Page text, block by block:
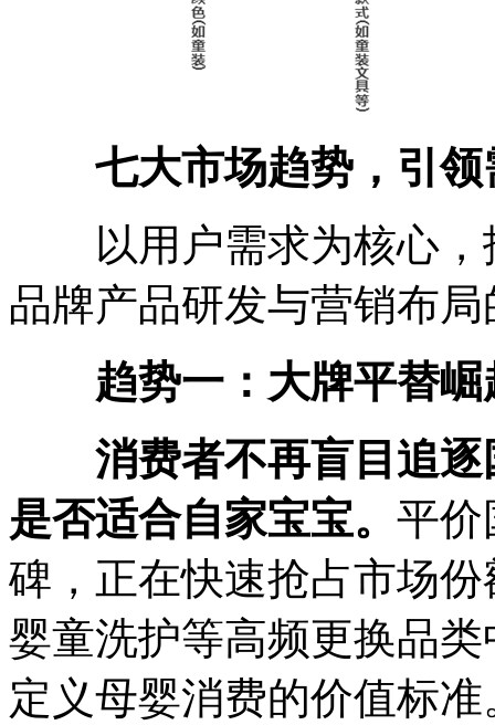
七大市场趋势，引
以用户需求为核心，
品牌产品研发与营销布
趋势一：大牌平替
消费者不再盲目追
是否适合自家宝宝。 平价
碑，正在快速抢占市场
婴童洗护等高频更换品
定义母婴消费的价值标